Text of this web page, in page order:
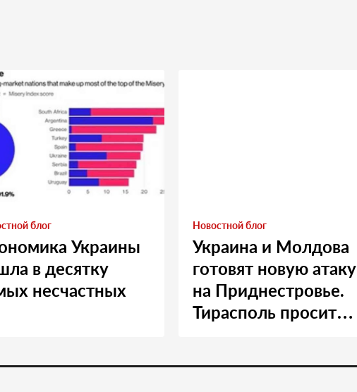
блог
Украины
в десятку
несчастных
Новостной блог
Украина и Молдова
готовят новую атаку
на Приднестровье.
Тирасполь просит